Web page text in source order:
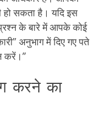
हो सकता है। यदि इस
के बारे में आपके कोई
अनुभाग में दिए गए पते
करें।”
करने का